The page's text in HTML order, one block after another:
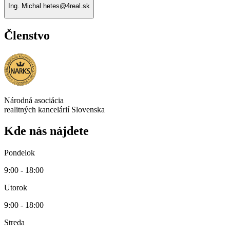
Ing. Michal hetes@4real.sk
Členstvo
Národná asociácia
realitných kancelárií Slovenska
Kde nás nájdete
Pondelok
9:00 - 18:00
Utorok
9:00 - 18:00
Streda